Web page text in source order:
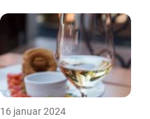
16 januar 2024